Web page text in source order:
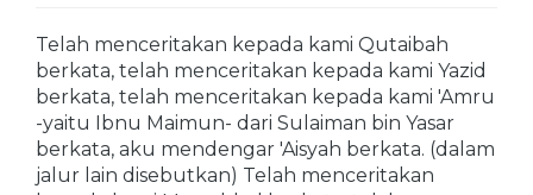
Telah menceritakan kepada kami Qutaibah
berkata, telah menceritakan kepada kami Yazid
berkata, telah menceritakan kepada kami 'Amru
-yaitu Ibnu Maimun- dari Sulaiman bin Yasar
berkata, aku mendengar 'Aisyah berkata. (dalam
jalur lain disebutkan) Telah menceritakan